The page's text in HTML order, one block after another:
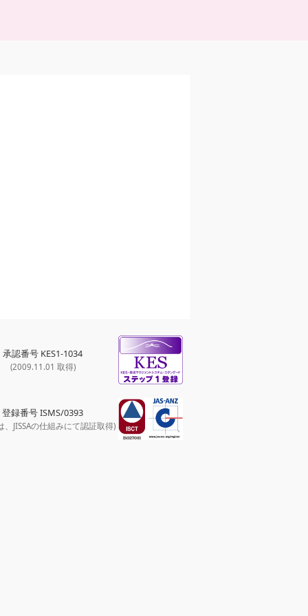
承認番号 KES1-1034
(2009.11.01 取得)
登録番号 ISMS/0393
、JISSAの仕組みにて認証取得)